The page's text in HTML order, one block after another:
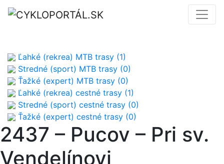
Ľahké (rekrea) MTB trasy (1)
Stredné (sport) MTB trasy (0)
Ťažké (expert) MTB trasy (0)
Ľahké (rekrea) cestné trasy (1)
Stredné (sport) cestné trasy (0)
Ťažké (expert) cestné trasy (0)
2437 – Pucov – Pri sv.
Vendelínovi